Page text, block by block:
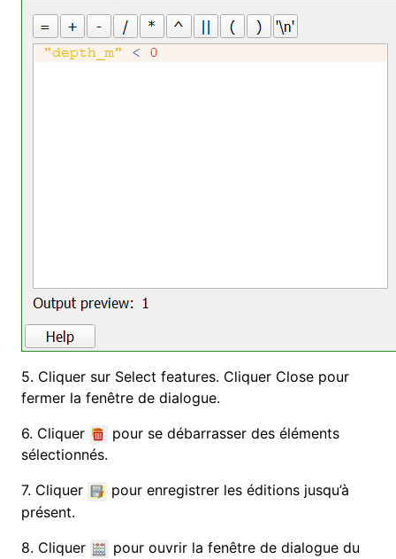
5. Cliquer sur Select features. Cliquer Close pour
fermer la fenêtre de dialogue.
6. Cliquer
pour se débarrasser des éléments
sélectionnés.
7. Cliquer
pour enregistrer les éditions jusqu’à
présent.
8. Cliquer
pour ouvrir la fenêtre de dialogue du